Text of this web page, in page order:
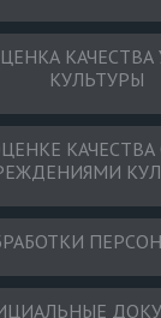
КУЛЬТУРЫ
КАЧЕСТВА